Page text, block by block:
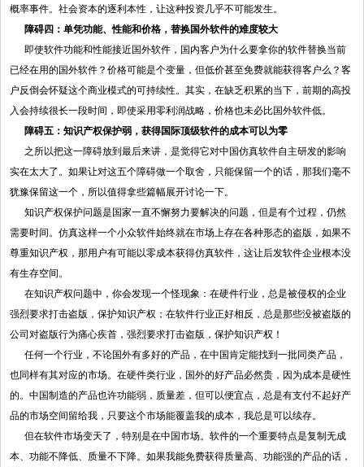
概率事件。社会资本的逐利本性，让这种投资几乎不可能发生。
障碍四：单凭功能、性能和价格，替换国外软件的难度较大
即使软件功能和性能接近国外软件，国内客户为什么要拿你的软件替换当前
已经在用的国外软件？价格可能是个变量，但低价甚至免费就能获得客户么？客
户反倒会怀疑这个商业模式的可持续性。其实，在缺乏积累的当下，前期的高投
入会持续很长一段时间，即使采用零利润战略，价格也未必比国外软件低。
障碍五：知识产权保护弱，获得国际顶级软件的成本可以为零
之所以把这一障碍放到最后来讲，是觉得它对中国仿真软件自主研发的影响
实在太大了。如果让对这五个障碍做一个取舍，只能保留一个的话，那我们毫不
犹豫保留这一个，所以值得拿些篇幅展开讨论一下。
知识产权保护问题是国家一直不懈努力要解决的问题，但是有个过程，仍然
需要时间。仿真这样一个小众软件始终就在市场上存在各种形态的盗版，如果不
尊重知识产权，那用户有可能以零成本获得仿真软件，这让后发软件企业根本没
有生存空间。
在知识产权问题中，你会发现一个怪现象：在硬件行业，总是被侵权的企业
强烈要求打击盗版，保护知识产权；在软件行业正好相反，总是那些没被盗版的
公司对盗版行为痛心疾首，强烈要求打击盗版，保护知识产权！
任何一个行业，不论国外有多好的产品，在中国肯定能找到一批同类产品，
也同样有其对应的市场。在硬件类行业，国外的好产品必然贵，因为成本是硬性
的。中国制造的产品也许功能弱，质量差，但可以便宜点，总是有支付不起好产
品的市场空间留给我，只要这个市场能覆盖我的成本，我总是可以续存。
但在软件市场变天了，特别是在中国市场。软件的一个重要特点是复制无成
本、功能不降低、质量不下降。如果我能免费获得质量高、功能强的产品的话，